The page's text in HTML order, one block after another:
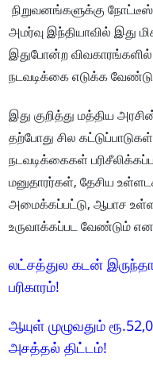
நிறுவனங்களுக்கு நோட்டீஸ்
அமர்வு இந்தியாவில் இது
இதுபோன்ற விவகாரங்களில்
நடவடிக்கை எடுக்க
இது குறித்து மத்திய
தற்போது சில
நடவடிக்கைகள்
மனுதாரர்கள், தேசிய
அமைக்கப்பட்டு, ஆபாச
உருவாக்கப்பட வேண்டும்
லட்சத்துல கடன்
பரிகாரம்!
ஆயுள் முழுவதும்
அசத்தல் திட்டம்!